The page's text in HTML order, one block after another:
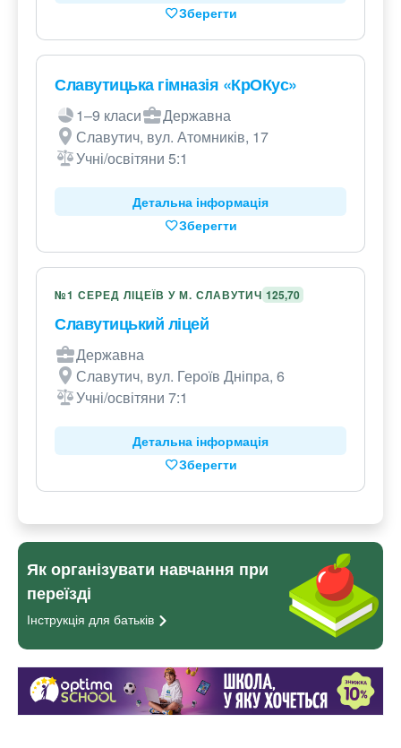
Зберегти
Славутицька гімназія «КрОКус»
1–9 класи
Державна
Славутич, вул. Атомників, 17
Учні/освітяни 5:1
Детальна інформація
Зберегти
№1 СЕРЕД ЛІЦЕЇВ У М. СЛАВУТИЧ 125,70
Славутицький ліцей
Державна
Славутич, вул. Героїв Дніпра, 6
Учні/освітяни 7:1
Детальна інформація
Зберегти
Як організувати навчання при
переїзді
Інструкція для батьків